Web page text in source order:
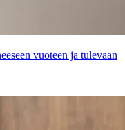
vuoteen ja tulevaan